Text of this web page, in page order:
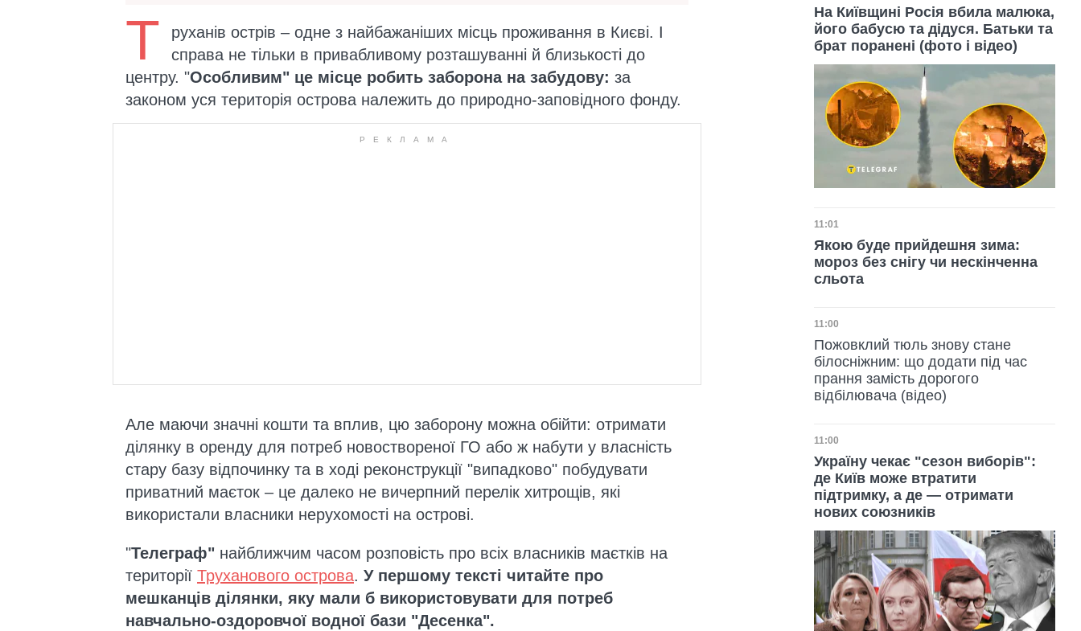
Т
руханів острів – одне з найбажаніших місць проживання в Києві. І
справа не тільки в привабливому розташуванні й близькості до
центру. "Особливим" це місце робить заборона на забудову: за
законом уся територія острова належить до природно-заповідного фонду.
Але маючи значні кошти та вплив, цю заборону можна обійти: отримати
ділянку в оренду для потреб новоствореної ГО або ж набути у власність
стару базу відпочинку та в ході реконструкції "випадково" побудувати
приватний маєток – це далеко не вичерпний перелік хитрощів, які
використали власники нерухомості на острові.
"Телеграф" найближчим часом розповість про всіх власників маєтків на
території Труханового острова. У першому тексті читайте про
мешканців ділянки, яку мали б використовувати для потреб
навчально-оздоровчої водної бази "Десенка".
На Київщині Росія вбила малюка,
його бабусю та дідуся. Батьки та
брат поранені (фото і відео)
Дата публікації
11:01
Якою буде прийдешня зима:
мороз без снігу чи нескінченна
сльота
Дата публікації
11:00
Пожовклий тюль знову стане
білосніжним: що додати під час
прання замість дорогого
відбілювача (відео)
Дата публікації
11:00
Україну чекає "сезон виборів":
де Київ може втратити
підтримку, а де — отримати
нових союзників